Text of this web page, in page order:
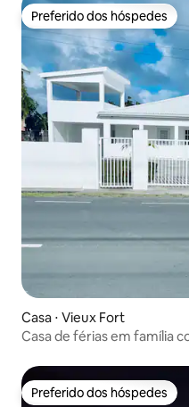
Preferido dos hóspedes
Preferido dos hóspedes
Casa ⋅ Vieux Fort
Casa de férias em família
Preferido dos hóspedes
Preferido dos hóspedes